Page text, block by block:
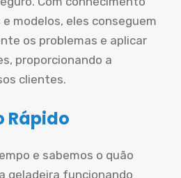
modelos, eles conseguem
os problemas e aplicar
proporcionando a
clientes.
Rápido
e sabemos o quão
geladeira funcionando